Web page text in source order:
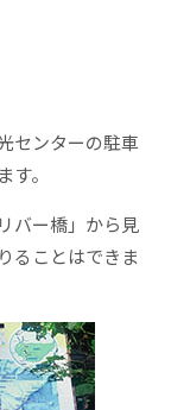
センターの駐車
。
バー橋」から見
ることはできま